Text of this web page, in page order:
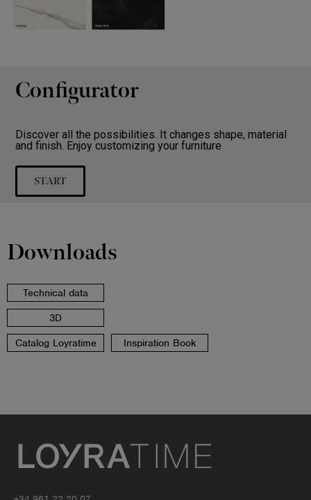
Configurator
Discover all the possibilities. It changes shape, material
and finish. Enjoy customizing your furniture
START
Downloads
Technical data
3D
Catalog Loyratime
Inspiration Book